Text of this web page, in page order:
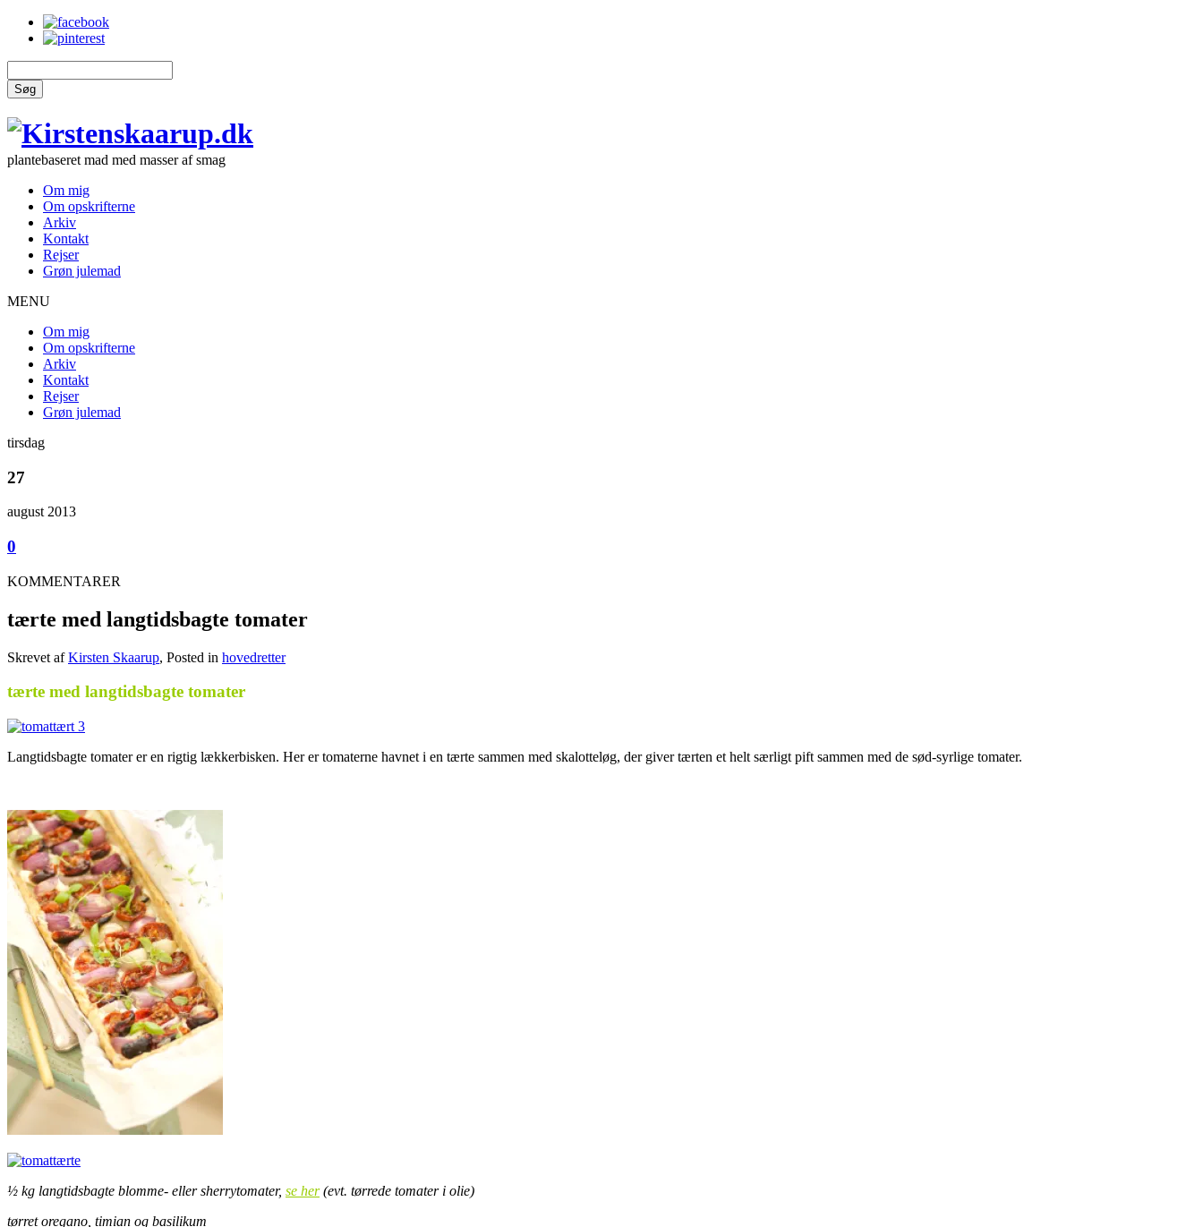
Søg
plantebaseret mad med masser af smag
Om mig
Om opskrifterne
Arkiv
Kontakt
Rejser
Grøn julemad
MENU
Om mig
Om opskrifterne
Arkiv
Kontakt
Rejser
Grøn julemad
tirsdag
27
august 2013
0
KOMMENTARER
tærte med langtidsbagte tomater
Skrevet afKirsten Skaarup, Posted in hovedretter
tærte med langtidsbagte tomater
Langtidsbagte tomater er en rigtig lækkerbisken. Her er tomaterne havnet i en tærte sammen med skalotteløg, der giver tærten et helt særligt pift sammen med de sød-syrlige tomater.
½ kg langtidsbagte blomme- eller sherrytomater, se her(evt. tørrede tomater i olie)
tørret oregano, timian og basilikum